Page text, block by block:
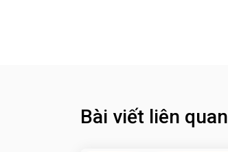
Bài viết liên quan